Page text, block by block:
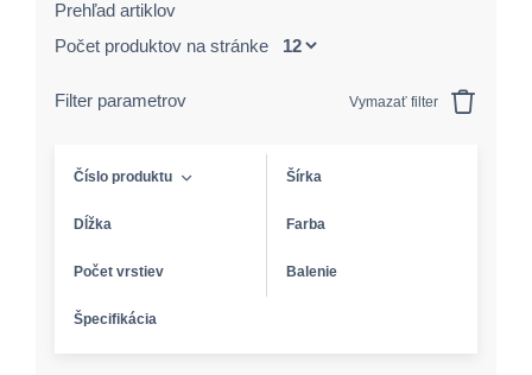
Prehľad artiklov
Počet produktov na stránke
Filter parametrov Vymazať filter
Číslo produktu Šírka
Dĺžka Farba
Počet vrstiev Balenie
Špecifikácia